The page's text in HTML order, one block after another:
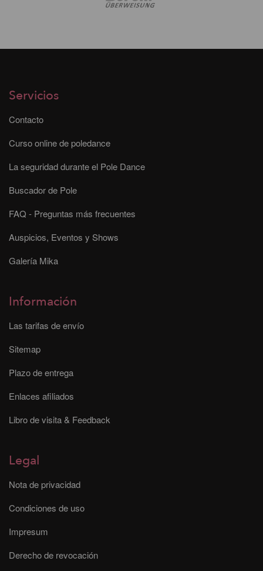
Servicios
Contacto
Curso online de poledance
La seguridad durante el Pole Dance
Buscador de Pole
FAQ - Preguntas más frecuentes
Auspicios, Eventos y Shows
Galería Mika
Información
Las tarifas de envío
Sitemap
Plazo de entrega
Enlaces afiliados
Libro de visita & Feedback
Legal
Nota de privacidad
Condiciones de uso
Impresum
Derecho de revocación